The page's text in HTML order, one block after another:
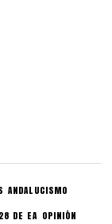
ANDALUCISMO
DE EA OPINIÓN